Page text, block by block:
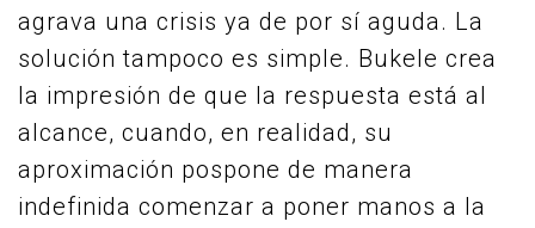
agrava una crisis ya de por sí aguda. La
solución tampoco es simple. Bukele crea
la impresión de que la respuesta está al
alcance, cuando, en realidad, su
aproximación pospone de manera
indefinida comenzar a poner manos a la